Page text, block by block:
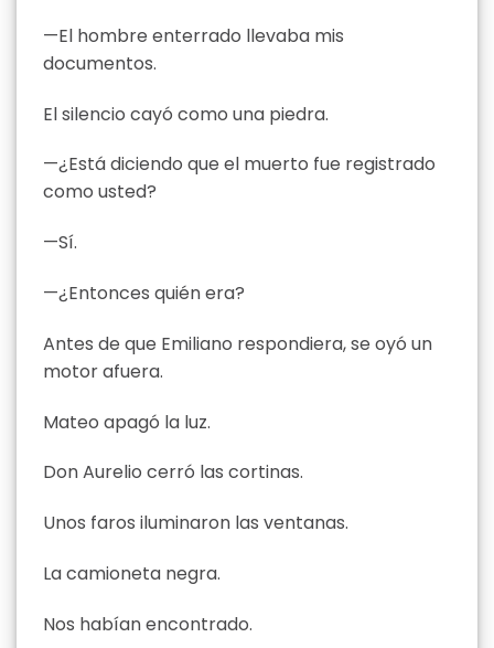
—El hombre enterrado llevaba mis
documentos.
El silencio cayó como una piedra.
—¿Está diciendo que el muerto fue registrado
como usted?
—Sí.
—¿Entonces quién era?
Antes de que Emiliano respondiera, se oyó un
motor afuera.
Mateo apagó la luz.
Don Aurelio cerró las cortinas.
Unos faros iluminaron las ventanas.
La camioneta negra.
Nos habían encontrado.